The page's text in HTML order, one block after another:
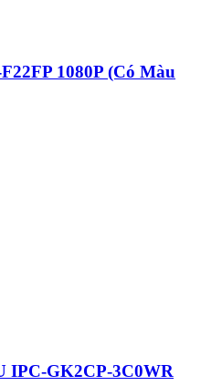
1080P (Có Màu
IPC-GK2CP-3C0WR